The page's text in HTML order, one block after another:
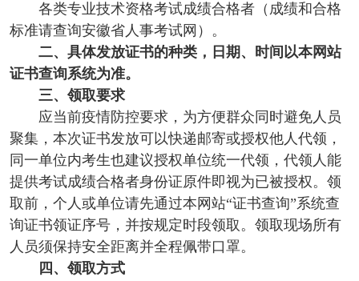
各类专业技术资格考试成绩合格者（成绩和合格
标准请查询安徽省人事考试网）。
二、具体发放证书的种类，日期、时间以本网站
证书查询系统为准。
三、领取要求
应当前疫情防控要求，为方便群众同时避免人员
聚集，本次证书发放可以快递邮寄或授权他人代领，
同一单位内考生也建议授权单位统一代领，代领人能
提供考试成绩合格者身份证原件即视为已被授权。领
取前，个人或单位请先通过本网站“证书查询”系统查
询证书领证序号，并按规定时段领取。领取现场所有
人员须保持安全距离并全程佩带口罩。
四、领取方式